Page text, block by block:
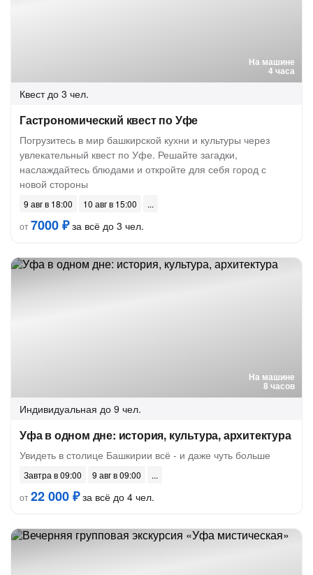
На машине
4 часа
Квест до 3 чел.
Гастрономический квест по Уфе
Погрузитесь в мир башкирской кухни и культуры через
увлекательный квест по Уфе. Решайте загадки,
наслаждайтесь блюдами и откройте для себя город с
новой стороны
9 авг в 18:00
10 авг в 15:00
от7000 ₽за всё до 3 чел.
На машине
8 часов
Индивидуальная до 9 чел.
Уфа в одном дне: история, культура, архитектура
Увидеть в столице Башкирии всё - и даже чуть больше
Завтра в 09:00
9 авг в 09:00
от22 000 ₽за всё до 4 чел.